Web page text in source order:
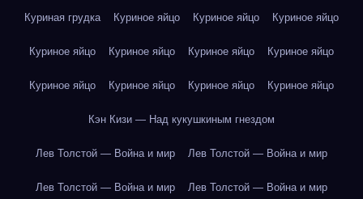
Куриная грудка Куриное яйцо Куриное яйцо Куриное яйцо
Куриное яйцо Куриное яйцо Куриное яйцо Куриное яйцо
Куриное яйцо Куриное яйцо Куриное яйцо Куриное яйцо
Кэн Кизи — Над кукушкиным гнездом
Лев Толстой — Война и мир Лев Толстой — Война и мир
Лев Толстой — Война и мир Лев Толстой — Война и мир